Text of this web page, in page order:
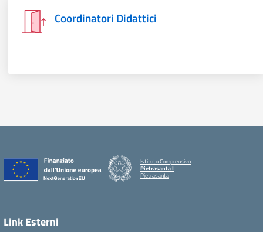
Coordinatori Didattici
Istituto Comprensivo
Pietrasanta I
Pietrasanta
Link Esterni